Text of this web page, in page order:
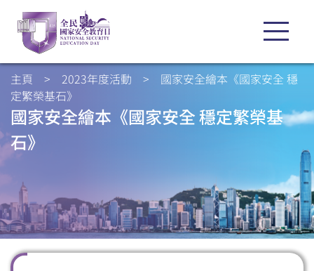
主頁 > 2023年度活動 > 國家安全繪本《國家安全 穩
定繁榮基石》
國家安全繪本《國家安全 穩定繁榮基
石》